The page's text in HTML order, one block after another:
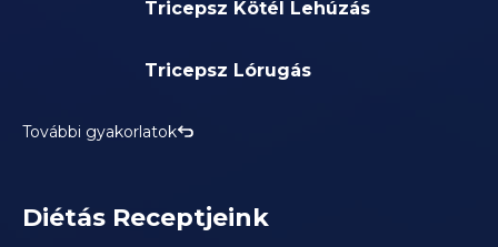
Tricepsz Kötél Lehúzás
Tricepsz Lórugás
További gyakorlatok
Diétás Receptjeink